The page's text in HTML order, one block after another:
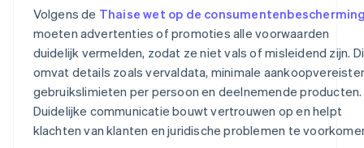
Volgens de Thaise wet op de
moeten advertenties of promoties alle voorwaarden
duidelijk vermelden, zodat ze niet vals of misleidend zijn.
omvat details zoals vervaldata, minimale
gebruikslimieten per persoon en deelnemende producten.
Duidelijke communicatie bouwt vertrouwen op en helpt
klachten van klanten en juridische problemen te